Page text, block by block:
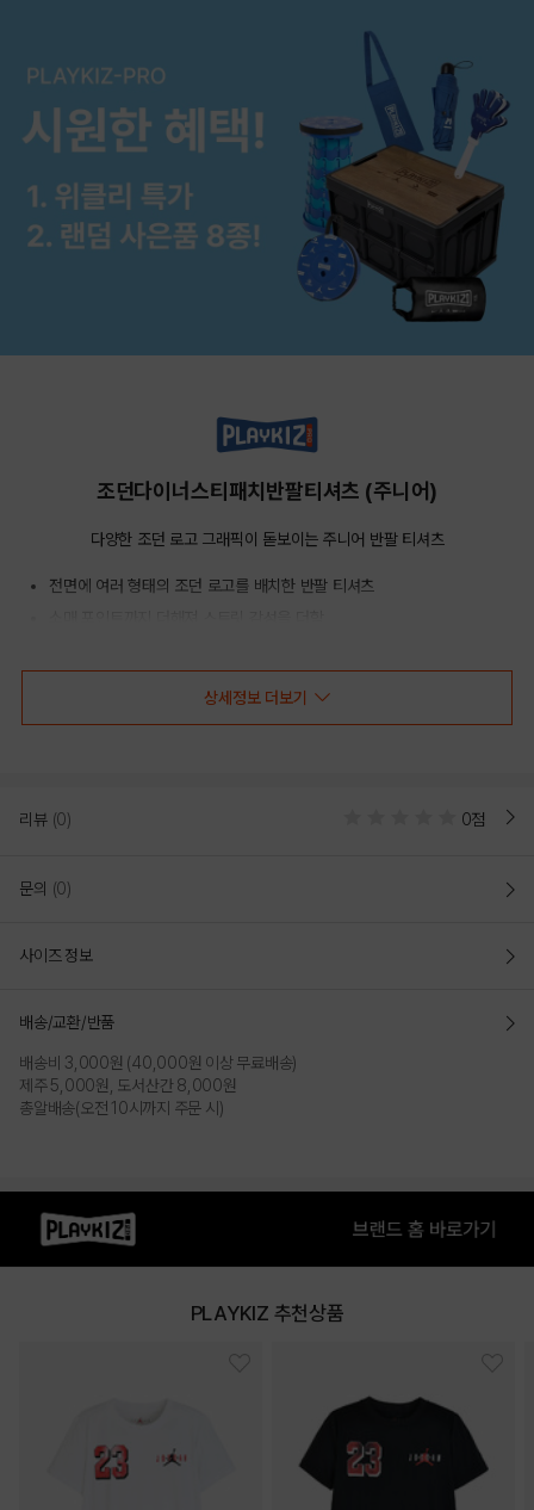
조던다이너스티패치반팔티셔츠 (주니어)
다양한 조던 로고 그래픽이 돋보이는 주니어 반팔 티셔츠
전면에 여러 형태의 조던 로고를 배치한 반팔 티셔츠
COLOR
BLACK
상세정보 더보기
리뷰 (0) 0점
문의 (0)
사이즈 정보
배송/교환/반품
배송비 3,000원 (40,000원 이상 무료배송)
제주 5,000원, 도서산간 8,000원
총알배송(오전 10시까지 주문 시)
PLAYKIZ 추천상품